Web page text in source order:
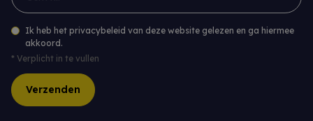
Ik heb het privacybeleid van deze website gelezen en ga hiermee
akkoord.
* Verplicht in te vullen
Verzenden